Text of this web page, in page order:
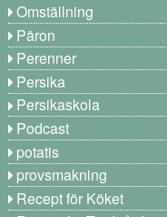
Omställning
Päron
Perenner
Persika
Persikaskola
Podcast
potatis
provsmakning
Recept för Köket